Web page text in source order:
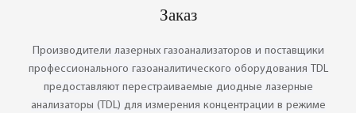
перадавыя
тэхналогіі
◎ Забеспячэнне
якасці CHANG AI
мадэлі
Заказ
Производители лазерных газоанализаторов и поставщики
профессионального газоаналитического оборудования TDL
предоставляют перестраиваемые диодные лазерные
анализаторы (TDL) для измерения концентрации в режиме